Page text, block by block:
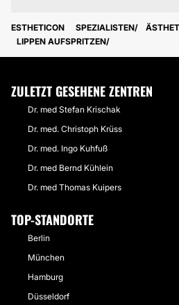
ESTHETICON SPEZIALISTEN
LIPPEN AUFSPRITZEN
ZULETZT GESEHENE ZENTREN
Dr. med Stefan Krischak
Dr. med. Christoph Krüss
Dr. med. Ingo Kuhfuß
Dr. med Bernd Kühlein
Dr. med Thomas Kuipers
TOP-STANDORTE
Berlin
München
Hamburg
Düsseldorf